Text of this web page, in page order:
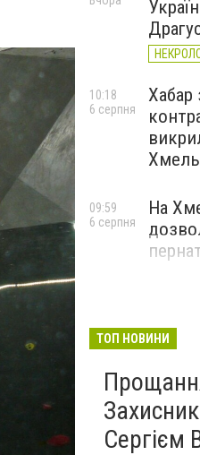
Хабар
10:18
6 серпня
На
09:59
6 серпня
ТОП НОВИНИ
Сергієм